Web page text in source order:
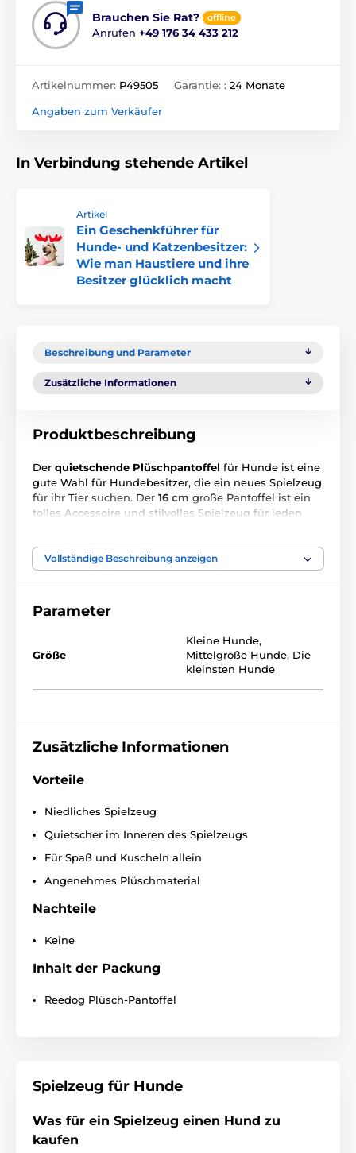
Brauchen Sie Rat? offline
Anrufen +49 176 34 433 212
Artikelnummer: P49505 Garantie: : 24 Monate
Angaben zum Verkäufer
In Verbindung stehende Artikel
Artikel
Ein Geschenkführer für
Hunde- und Katzenbesitzer:
Wie man Haustiere und ihre
Besitzer glücklich macht
Beschreibung und Parameter
Zusätzliche Informationen
Produktbeschreibung
Der quietschende Plüschpantoffel für Hunde ist eine
gute Wahl für Hundebesitzer, die ein neues Spielzeug
für ihr Tier suchen. Der 16 cm große Pantoffel ist ein
tolles Accessoire und stilvolles Spielzeug für jeden
sicher und gesund für Hunde sind.
Das Produkt ist in Kategorien eingeteilt
Für Hunde Art
Beißende Material
Vollständige Beschreibung anzeigen
Parameter
Größe
Kleine Hunde,
Mittelgroße Hunde, Die
kleinsten Hunde
Zusätzliche Informationen
Vorteile
Niedliches Spielzeug
Quietscher im Inneren des Spielzeugs
Für Spaß und Kuscheln allein
Angenehmes Plüschmaterial
Nachteile
Keine
Inhalt der Packung
Reedog Plüsch-Pantoffel
Spielzeug für Hunde
Was für ein Spielzeug einen Hund zu
kaufen